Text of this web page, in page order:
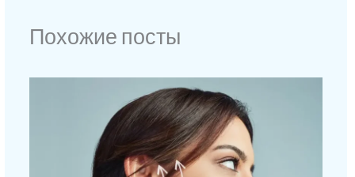
Похожие посты